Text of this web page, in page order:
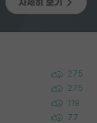
275
275
119
77